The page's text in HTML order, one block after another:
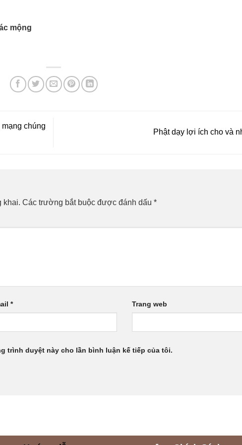
mộng
chúng
Phật dạy lợi ích cho và
khai. Các trường bắt buộc được đánh dấu *
* Trang web
trình duyệt này cho lần bình luận kế tiếp của tôi.